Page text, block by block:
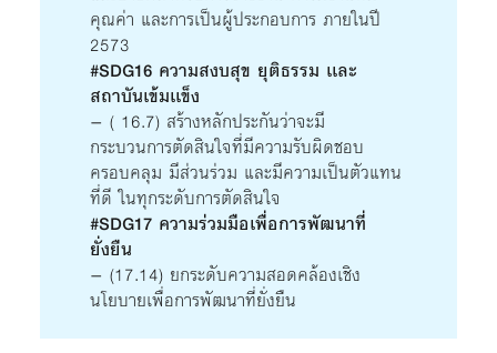
คุณค่า และการเป็นผู้ประกอบการ ภายในปี
2573
#SDG16 ความสงบสุข ยุติธรรม เเละ
สถาบันเข้มเเข็ง
– ( 16.7) สร้างหลักประกันว่าจะมี
กระบวนการตัดสินใจที่มีความรับผิดชอบ
ครอบคลุม มีส่วนร่วม และมีความเป็นตัวแทน
ที่ดี ในทุกระดับการตัดสินใจ
#SDG17 ความร่วมมือเพื่อการพัฒนาที่
ยั่งยืน
– (17.14) ยกระดับความสอดคล้องเชิง
นโยบายเพื่อการพัฒนาที่ยั่งยืน